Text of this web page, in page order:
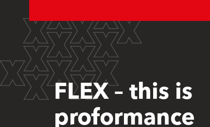
FLEX – this is
proformance